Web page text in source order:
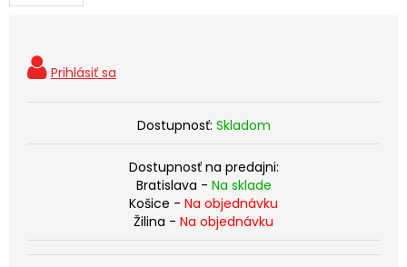
Dostupnosť: Skladom
Dostupnosť na predajni:
Bratislava - Na sklade
Košice - Na objednávku
Žilina - Na objednávku